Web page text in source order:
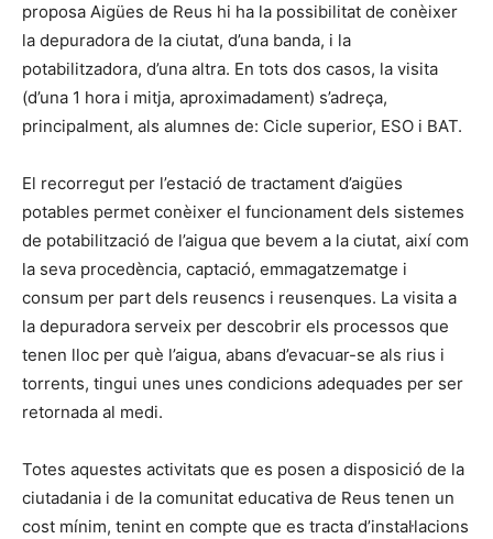
proposa Aigües de Reus hi ha la possibilitat de conèixer
la depuradora de la ciutat, d’una banda, i la
potabilitzadora, d’una altra. En tots dos casos, la visita
(d’una 1 hora i mitja, aproximadament) s’adreça,
principalment, als alumnes de: Cicle superior, ESO i BAT.
El recorregut per l’estació de tractament d’aigües
potables permet conèixer el funcionament dels sistemes
de potabilització de l’aigua que bevem a la ciutat, així com
la seva procedència, captació, emmagatzematge i
consum per part dels reusencs i reusenques. La visita a
la depuradora serveix per descobrir els processos que
tenen lloc per què l’aigua, abans d’evacuar-se als rius i
torrents, tingui unes unes condicions adequades per ser
retornada al medi.
Totes aquestes activitats que es posen a disposició de la
ciutadania i de la comunitat educativa de Reus tenen un
cost mínim, tenint en compte que es tracta d’instal·lacions